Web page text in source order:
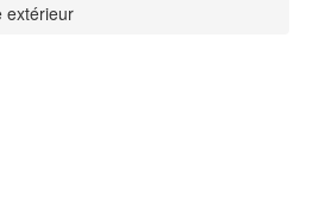
extérieur